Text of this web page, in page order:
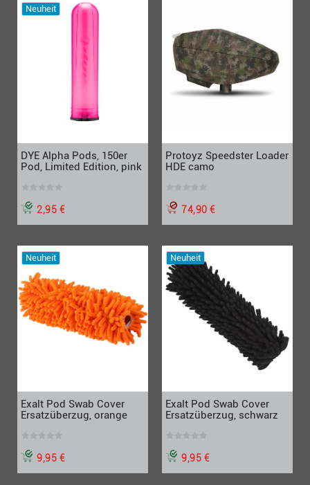
Neuheit
DYE Alpha Pods, 150er
Pod, Limited Edition, pink
2,95 €
Protoyz Speedster Loader
HDE camo
74,90 €
Neuheit
Exalt Pod Swab Cover
Ersatzüberzug, orange
9,95 €
Neuheit
Exalt Pod Swab Cover
Ersatzüberzug, schwarz
9,95 €